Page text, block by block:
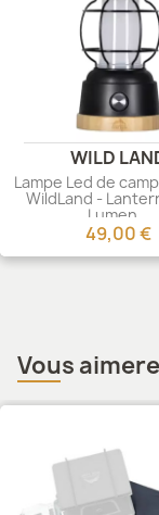
WILD
Lampe Led de
WildLand -
Lumen...
49,00 €
Vous